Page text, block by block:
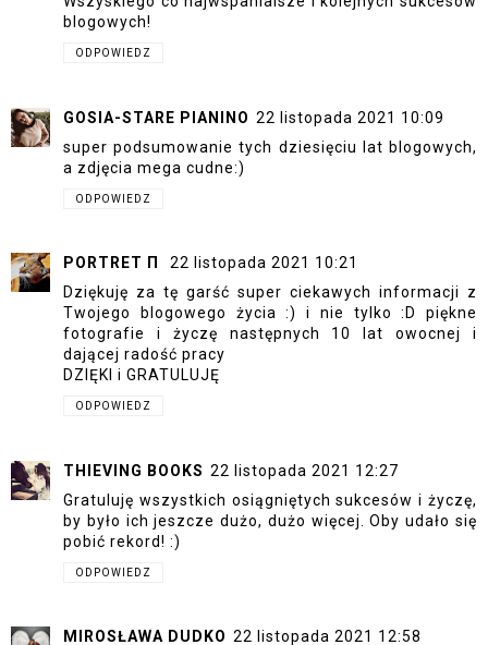
blogowych!
ODPOWIEDZ
GOSIA-STARE PIANINO 22 listopada 2021 10:09
super podsumowanie tych dziesięciu lat blogowych,
a zdjęcia mega cudne:)
ODPOWIEDZ
PORTRET Π
22 listopada 2021 10:21
Dziękuję za tę garść super ciekawych informacji z
Twojego blogowego życia :) i nie tylko :D piękne
fotografie i życzę następnych 10 lat owocnej i
dającej radość pracy
DZIĘKI i GRATULUJĘ
ODPOWIEDZ
THIEVING BOOKS 22 listopada 2021 12:27
Gratuluję wszystkich osiągniętych sukcesów i życzę,
by było ich jeszcze dużo, dużo więcej. Oby udało się
pobić rekord! :)
ODPOWIEDZ
MIROSŁAWA DUDKO 22 listopada 2021 12:58